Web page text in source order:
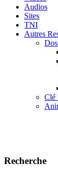
Audios
Sites
TNI
Autres
Clé
Recherche